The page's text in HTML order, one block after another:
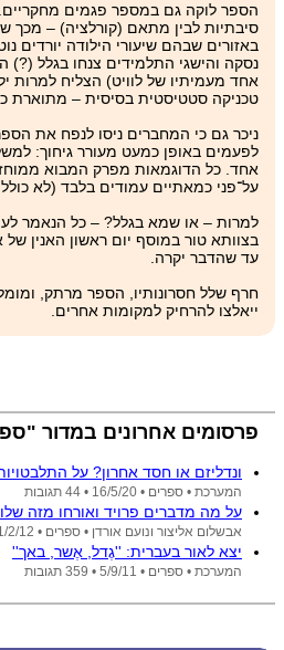
הספר לוקה גם במספר פגמים
סיבתיות לבין מתאם (קורלציה) –
באזורים שבהם שיעורי הילודה
נסקה והישגי התלמידים צנחו בגלל
אחד מעמיתיו של לוויט) הצליח למרות
טכניקה סטטיסטית בסיסית – מתוארת
ניכר גם כי המחברים ניסו לנפח את
לפעמים באופן כמעט מעורר גיחוך:
אחד. כל הדוגמאות מפרק המבוא
על־פני כמאתיים עמודים בלבד (לא
בצוותא טור במוסף יום ראשון האנין של
עד שהדבר יקרה.
חרף שלל חסרונותיו, הספר מרתק,
ייאלצו להרחיק למקומות אחרים.
פרסומים אחרונים במדור
ונדליזם או חסד אחרון? על
המערכת • ספרים • 16/5/20 • 44 תגובות
על מה מדברים פרויד ואורחו מזה
אבשלום אליצור ונועם אורדן • ספרים • 2/12
יצא לאור בעברית: ''גֶדל, אֶשר, באך''
המערכת • ספרים • 5/9/11 • 359 תגובות